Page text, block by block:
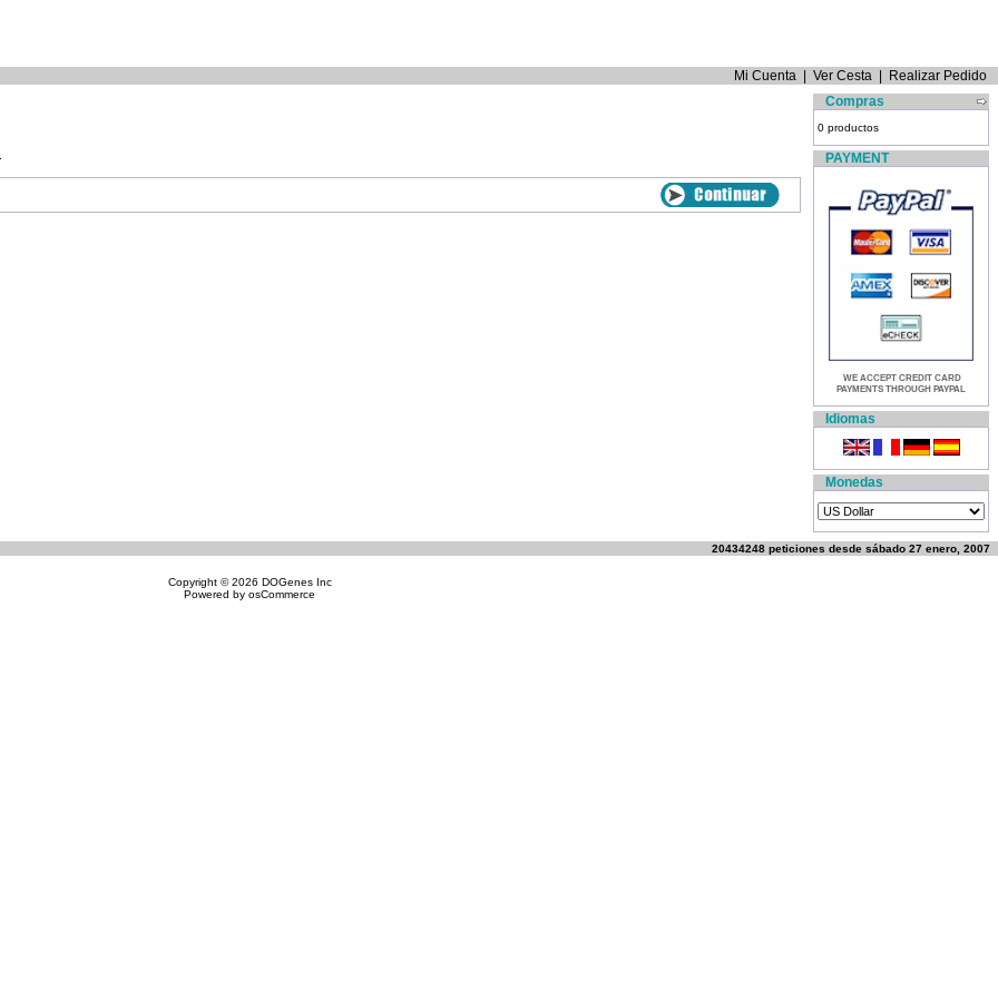
Mi Cuenta Ver Cesta
Realizar Pedido
Compras
0 productos
PAYMENT
WE ACCEPT CREDIT CARD
PAYMENTS THROUGH PAYPAL
Idiomas
Monedas
20434248 peticiones desde sábado 27 enero, 2007
Copyright © 2026 DOGenes Inc
Powered by osCommerce